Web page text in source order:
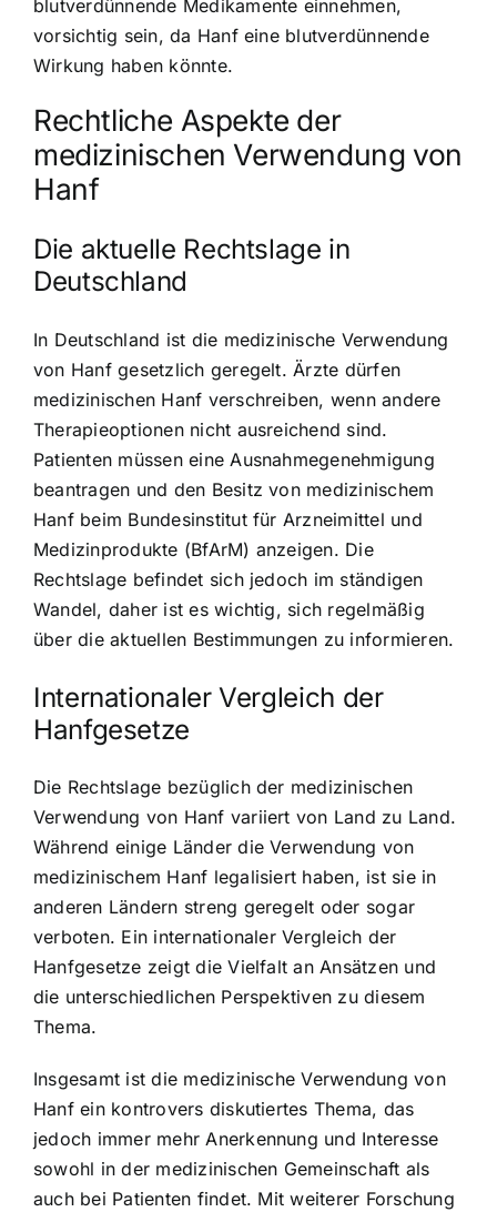
blutverdünnende Medikamente einnehmen,
vorsichtig sein, da Hanf eine blutverdünnende
Wirkung haben könnte.
Rechtliche Aspekte der
medizinischen Verwendung von
Hanf
Die aktuelle Rechtslage in
Deutschland
In Deutschland ist die medizinische Verwendung
von Hanf gesetzlich geregelt. Ärzte dürfen
medizinischen Hanf verschreiben, wenn andere
Therapieoptionen nicht ausreichend sind.
Patienten müssen eine Ausnahmegenehmigung
beantragen und den Besitz von medizinischem
Hanf beim Bundesinstitut für Arzneimittel und
Medizinprodukte (BfArM) anzeigen. Die
Rechtslage befindet sich jedoch im ständigen
Wandel, daher ist es wichtig, sich regelmäßig
über die aktuellen Bestimmungen zu informieren.
Internationaler Vergleich der
Hanfgesetze
Die Rechtslage bezüglich der medizinischen
Verwendung von Hanf variiert von Land zu Land.
Während einige Länder die Verwendung von
medizinischem Hanf legalisiert haben, ist sie in
anderen Ländern streng geregelt oder sogar
verboten. Ein internationaler Vergleich der
Hanfgesetze zeigt die Vielfalt an Ansätzen und
die unterschiedlichen Perspektiven zu diesem
Thema.
Insgesamt ist die medizinische Verwendung von
Hanf ein kontrovers diskutiertes Thema, das
jedoch immer mehr Anerkennung und Interesse
sowohl in der medizinischen Gemeinschaft als
auch bei Patienten findet. Mit weiterer Forschung